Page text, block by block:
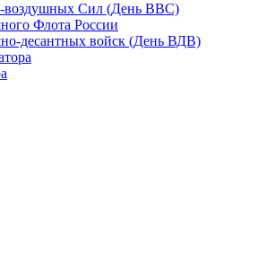
воздушных Сил (День ВВС)
Флота России
десантных войск (День ВДВ)